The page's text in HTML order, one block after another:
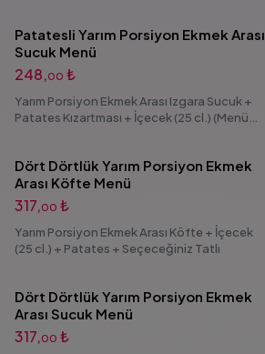
Patatesli Yarım Porsiyon Ekmek Arası
Sucuk Menü
248,00 ₺
Yarım Porsiyon Ekmek Arası Izgara Sucuk +
Patates Kızartması + İçecek (25 cl.) (Menü
Dört Dörtlük Yarım Porsiyon Ekmek
Arası Köfte Menü
317,00 ₺
Yarım Porsiyon Ekmek Arası Köfte + İçecek
(25 cl.) + Patates + Seçeceğiniz Tatlı
Dört Dörtlük Yarım Porsiyon Ekmek
Arası Sucuk Menü
317,00 ₺